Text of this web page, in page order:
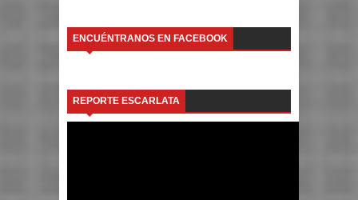
ENCUÉNTRANOS EN FACEBOOK
REPORTE ESCARLATA